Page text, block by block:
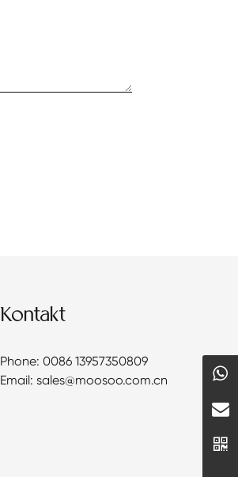
Kontakt
Phone: 0086 13957350809
Email: sales@moosoo.com.cn